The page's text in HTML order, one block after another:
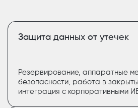
Защита данных от утечек
Резервирование, аппаратные
безопасности, работа в
интеграция с корпоративными